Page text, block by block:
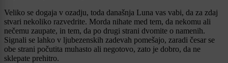
Veliko se dogaja v ozadju, toda današnja Luna vas vabi, da za zdaj
stvari nekoliko razvedrite. Morda nihate med tem, da nekomu ali
nečemu zaupate, in tem, da po drugi strani dvomite o namenih.
Signali se lahko v ljubezenskih zadevah pomešajo, zaradi česar se
obe strani počutita muhasto ali negotovo, zato je dobro, da ne
sklepate prehitro.